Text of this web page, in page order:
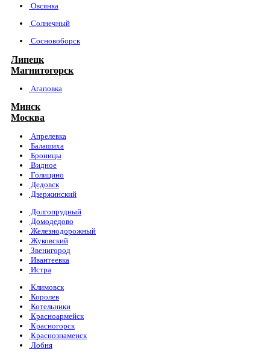
Овсянка
Солнечный
Сосновоборск
Липецк
Магнитогорск
Агаповка
Минск
Москва
Апрелевка
Балашиха
Броницы
Видное
Голицино
Дедовск
Дзержинский
Долгопрудный
Домодедово
Железнодорожный
Жуковский
Звенигород
Ивантеевка
Истра
Климовск
Королев
Котельники
Красноармейск
Красногорск
Краснознаменск
Лобня